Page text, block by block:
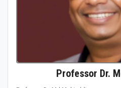
Professor Dr.